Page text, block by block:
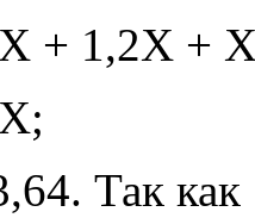
+ 1,2X +
Так